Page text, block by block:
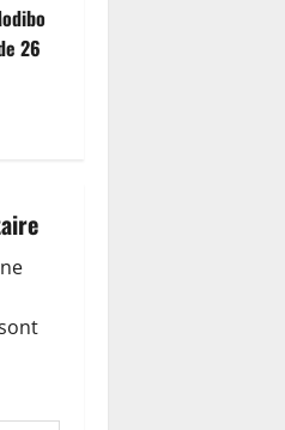
26